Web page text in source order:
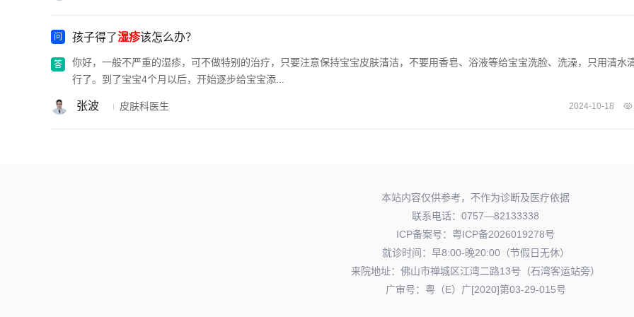
孩子得了湿疹该怎么办？
你好，一般不严重的湿疹，可不做特别的治疗，只要注意保持宝宝皮肤清洁，不要用香皂、浴液等给宝宝洗脸、洗澡，只用清水
行了。到了宝宝4个月以后，开始逐步给宝宝添...
张波 皮肤科医生 2024-10-18
本站内容仅供参考，不作为诊断及医疗依据
联系电话：0757—82133338
ICP备案号： 粤ICP备2026019278号
就诊时间：早8:00-晚20:00（节假日无休）
来院地址：佛山市禅城区江湾二路13号（石湾客运站旁）
广审号：粤（E）广[2020]第03-29-015号